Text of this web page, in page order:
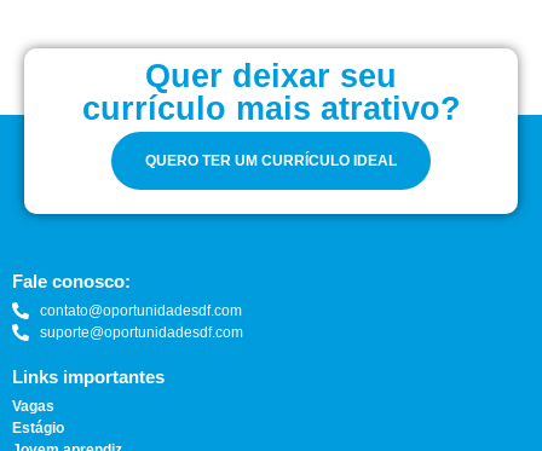
Quer deixar seu
currículo mais atrativo?
QUERO TER UM CURRÍCULO IDEAL
Fale conosco:
contato@oportunidadesdf.com
suporte@oportunidadesdf.com
Links importantes
Vagas
Estágio